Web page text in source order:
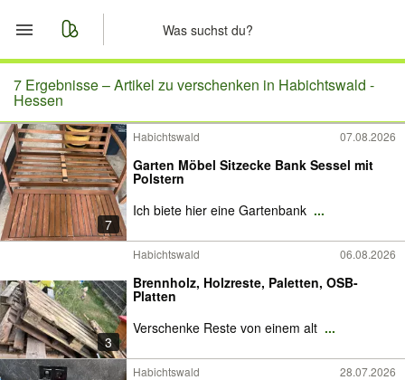
Start
Merkliste
Nachrichten
Anzeige aufgeben
7 Ergebnisse –Artikel zu verschenken in Habichtswald -
Hessen
7
Habichtswald 07.08.2026
Garten Möbel Sitzecke Bank Sessel mit
Polstern
Ich biete hier eine Gartenbank ...
3
Habichtswald 06.08.2026
Brennholz, Holzreste, Paletten, OSB-
Platten
Verschenke Reste von einem alt ...
Habichtswald 28.07.2026